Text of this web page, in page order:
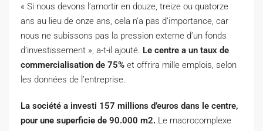
« Si nous devons l’amortir en douze, treize ou quatorze
ans au lieu de onze ans, cela n’a pas d’importance, car
nous ne subissons pas la pression externe d’un fonds
d’investissement », a-t-il ajouté. Le centre a un taux de
commercialisation de 75% et offrira mille emplois, selon
les données de l’entreprise.
La société a investi 157 millions d’euros dans le centre,
pour une superficie de 90.000 m2. Le macrocomplexe